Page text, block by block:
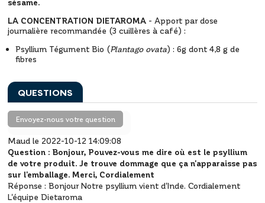
sésame.
LA CONCENTRATION DIETAROMA- Apport par dose
journalière recommandée (3 cuillères à café) :
Psyllium Tégument Bio (Plantago ovata) : 6g dont 4,8 g de
fibres
QUESTIONS
Envoyez-nous votre question
Maud le 2022-10-12 14:09:08
Question : Bonjour, Pouvez-vous me dire où est le psyllium
de votre produit. Je trouve dommage que ça n'apparaisse pas
sur l'emballage. Merci, Cordialement
Réponse : Bonjour Notre psyllium vient d'Inde. Cordialement
L'équipe Dietaroma